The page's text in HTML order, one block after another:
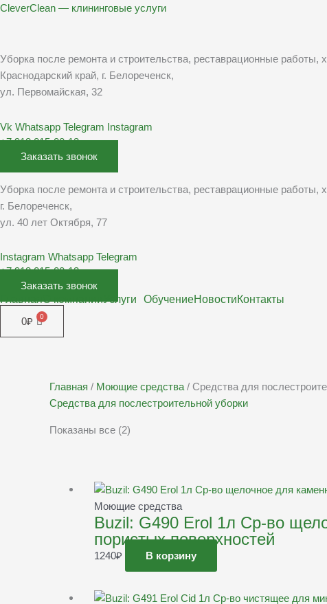
Перейти
CleverClean — клининговые услуги
Уборка после ремонта и строительства, реставрационные работы,
Краснодарский край, г. Белореченск,
ул. Первомайская, 32
Vk Whatsapp Telegram Instagram
+7 918 015-00-13
Заказать звонок
Уборка после ремонта и строительства, реставрационные работы,
г. Белореченск,
ул. 40 лет Октября, 77
Instagram Whatsapp Telegram
+7 918 015-00-13
Заказать звонок
ГлавнаяО компанииУслуги ОбучениеНовостиКонтакты
0₽
Главная / Моющие средства / Средства для
Средства для послестроительной уборки
Показаны все (2)
Моющие средства
Buzil: G490 Erol 1л Ср-во
пористых поверхностей
1240₽ В корзину